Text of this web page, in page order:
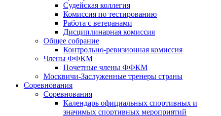
Судейская коллегия
Комиссия по тестированию
Работа с ветеранами
Дисциплинарная комиссия
Общее собрание
Контрольно-ревизионная комиссия
Члены ФФКМ
Почетные члены ФФКМ
Москвичи-Заслуженные тренеры страны
Соревнования
Соревнования
Календарь официальных спортивных и
значимых спортивных мероприятий